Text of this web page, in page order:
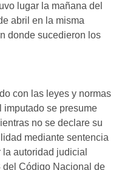
lugar la mañana del
abril en la misma
donde sucedieron los
con las leyes y normas
imputado se presume
no se declare su
mediante sentencia
la autoridad judicial
del Código Nacional de